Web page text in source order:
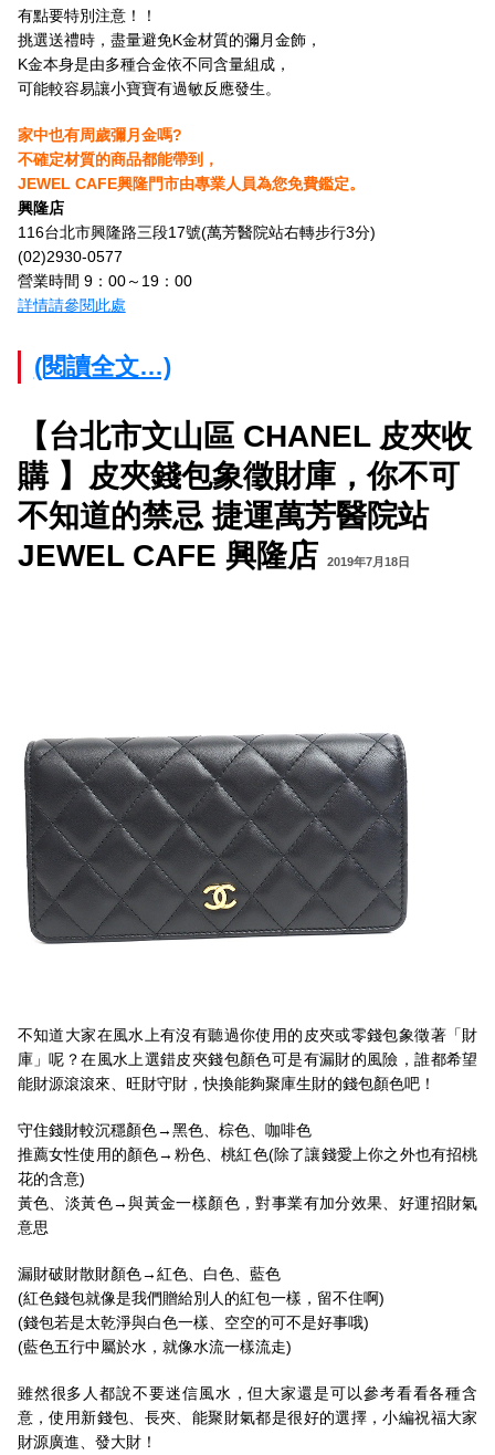
有點要特別注意！！
挑選送禮時，盡量避免K金材質的彌月金飾，
K金本身是由多種合金依不同含量組成，
可能較容易讓小寶寶有過敏反應發生。
家中也有周歲彌月金嗎?
不確定材質的商品都能帶到，
JEWEL CAFE興隆門市由專業人員為您免費鑑定。
興隆店
116台北市興隆路三段17號(萬芳醫院站右轉步行3分)
(02)2930-0577
營業時間 9：00～19：00
詳情請參閱此處
(閱讀全文…)
【台北市文山區 CHANEL 皮夾收
購 】皮夾錢包象徵財庫，你不可
不知道的禁忌 捷運萬芳醫院站
JEWEL CAFE 興隆店
2019年7月18日
不知道大家在風水上有沒有聽過你使用的皮夾或零錢包象徵著「財
庫」呢？在風水上選錯皮夾錢包顏色可是有漏財的風險，誰都希望
能財源滾滾來、旺財守財，快換能夠聚庫生財的錢包顏色吧！
守住錢財較沉穩顏色→黑色、棕色、咖啡色
推薦女性使用的顏色→粉色、桃紅色(除了讓錢愛上你之外也有招桃
花的含意)
黃色、淡黃色→與黃金一樣顏色，對事業有加分效果、好運招財氣
意思
漏財破財散財顏色→紅色、白色、藍色
(紅色錢包就像是我們贈給別人的紅包一樣，留不住啊)
(錢包若是太乾淨與白色一樣、空空的可不是好事哦)
(藍色五行中屬於水，就像水流一樣流走)
雖然很多人都說不要迷信風水，但大家還是可以參考看看各種含
意，使用新錢包、長夾、能聚財氣都是很好的選擇，小編祝福大家
財源廣進、發大財！